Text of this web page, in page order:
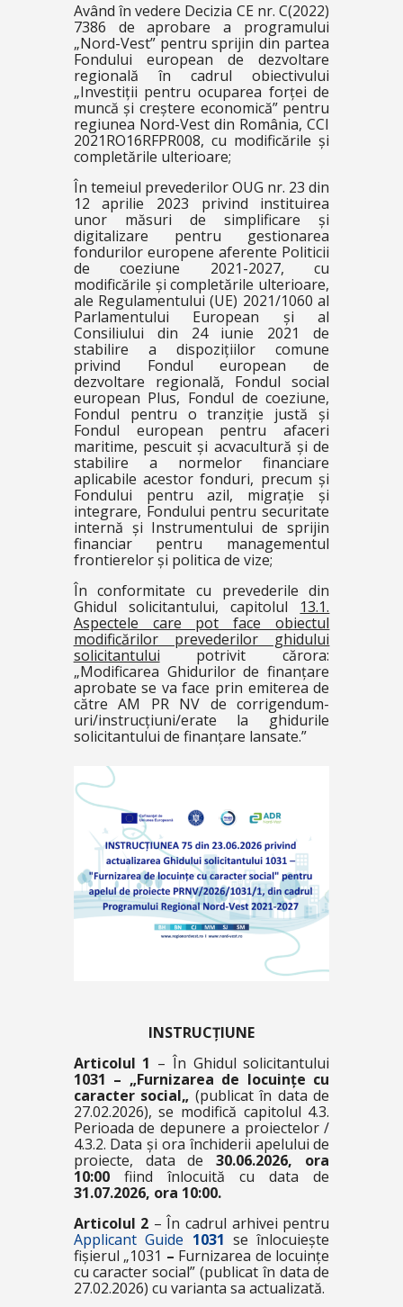
Având în vedere Decizia CE nr. C(2022)
7386 de aprobare a programului
„Nord-Vest” pentru sprijin din partea
Fondului european de dezvoltare
regională în cadrul obiectivului
„Investiții pentru ocuparea forței de
muncă și creștere economică” pentru
regiunea Nord-Vest din România, CCI
2021RO16RFPR008, cu modificările și
completările ulterioare;
În temeiul prevederilor OUG nr. 23 din
12 aprilie 2023 privind instituirea
unor măsuri de simplificare și
digitalizare pentru gestionarea
fondurilor europene aferente Politicii
de coeziune 2021-2027, cu
modificările și completările ulterioare,
ale Regulamentului (UE) 2021/1060 al
Parlamentului European și al
Consiliului din 24 iunie 2021 de
stabilire a dispozițiilor comune
privind Fondul european de
dezvoltare regională, Fondul social
european Plus, Fondul de coeziune,
Fondul pentru o tranziție justă și
Fondul european pentru afaceri
maritime, pescuit și acvacultură și de
stabilire a normelor financiare
aplicabile acestor fonduri, precum și
Fondului pentru azil, migrație și
integrare, Fondului pentru securitate
internă și Instrumentului de sprijin
financiar pentru managementul
frontierelor și politica de vize;
În conformitate cu prevederile din
Ghidul solicitantului, capitolul 13.1.
Aspectele care pot face obiectul
modificărilor prevederilor ghidului
solicitantului potrivit cărora:
„Modificarea Ghidurilor de finanțare
aprobate se va face prin emiterea de
către AM PR NV de corrigendum-
uri/instrucțiuni/erate la ghidurile
solicitantului de finanțare lansate.”
INSTRUCȚIUNE
Articolul 1 – În Ghidul solicitantului
1031 – „Furnizarea de locuințe cu
caracter social„ (publicat în data de
27.02.2026), se modifică capitolul 4.3.
Perioada de depunere a proiectelor /
4.3.2. Data și ora închiderii apelului de
proiecte, data de30.06.2026, ora
10:00 fiind înlocuită cu data de
31.07.2026, ora 10:00.
Articolul 2 – În cadrul arhivei pentru
Applicant Guide 1031 se înlocuiește
fișierul „1031 – Furnizarea de locuințe
cu caracter social”(publicat în data de
27.02.2026) cu varianta sa actualizată.